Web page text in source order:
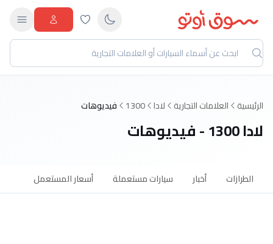
الرئيسية العلامات التجارية لادا 1300 فيديوهات
لادا 1300 - فيديوهات
الطرازات أخبار سيارات مستعملة أسعار المستعمل